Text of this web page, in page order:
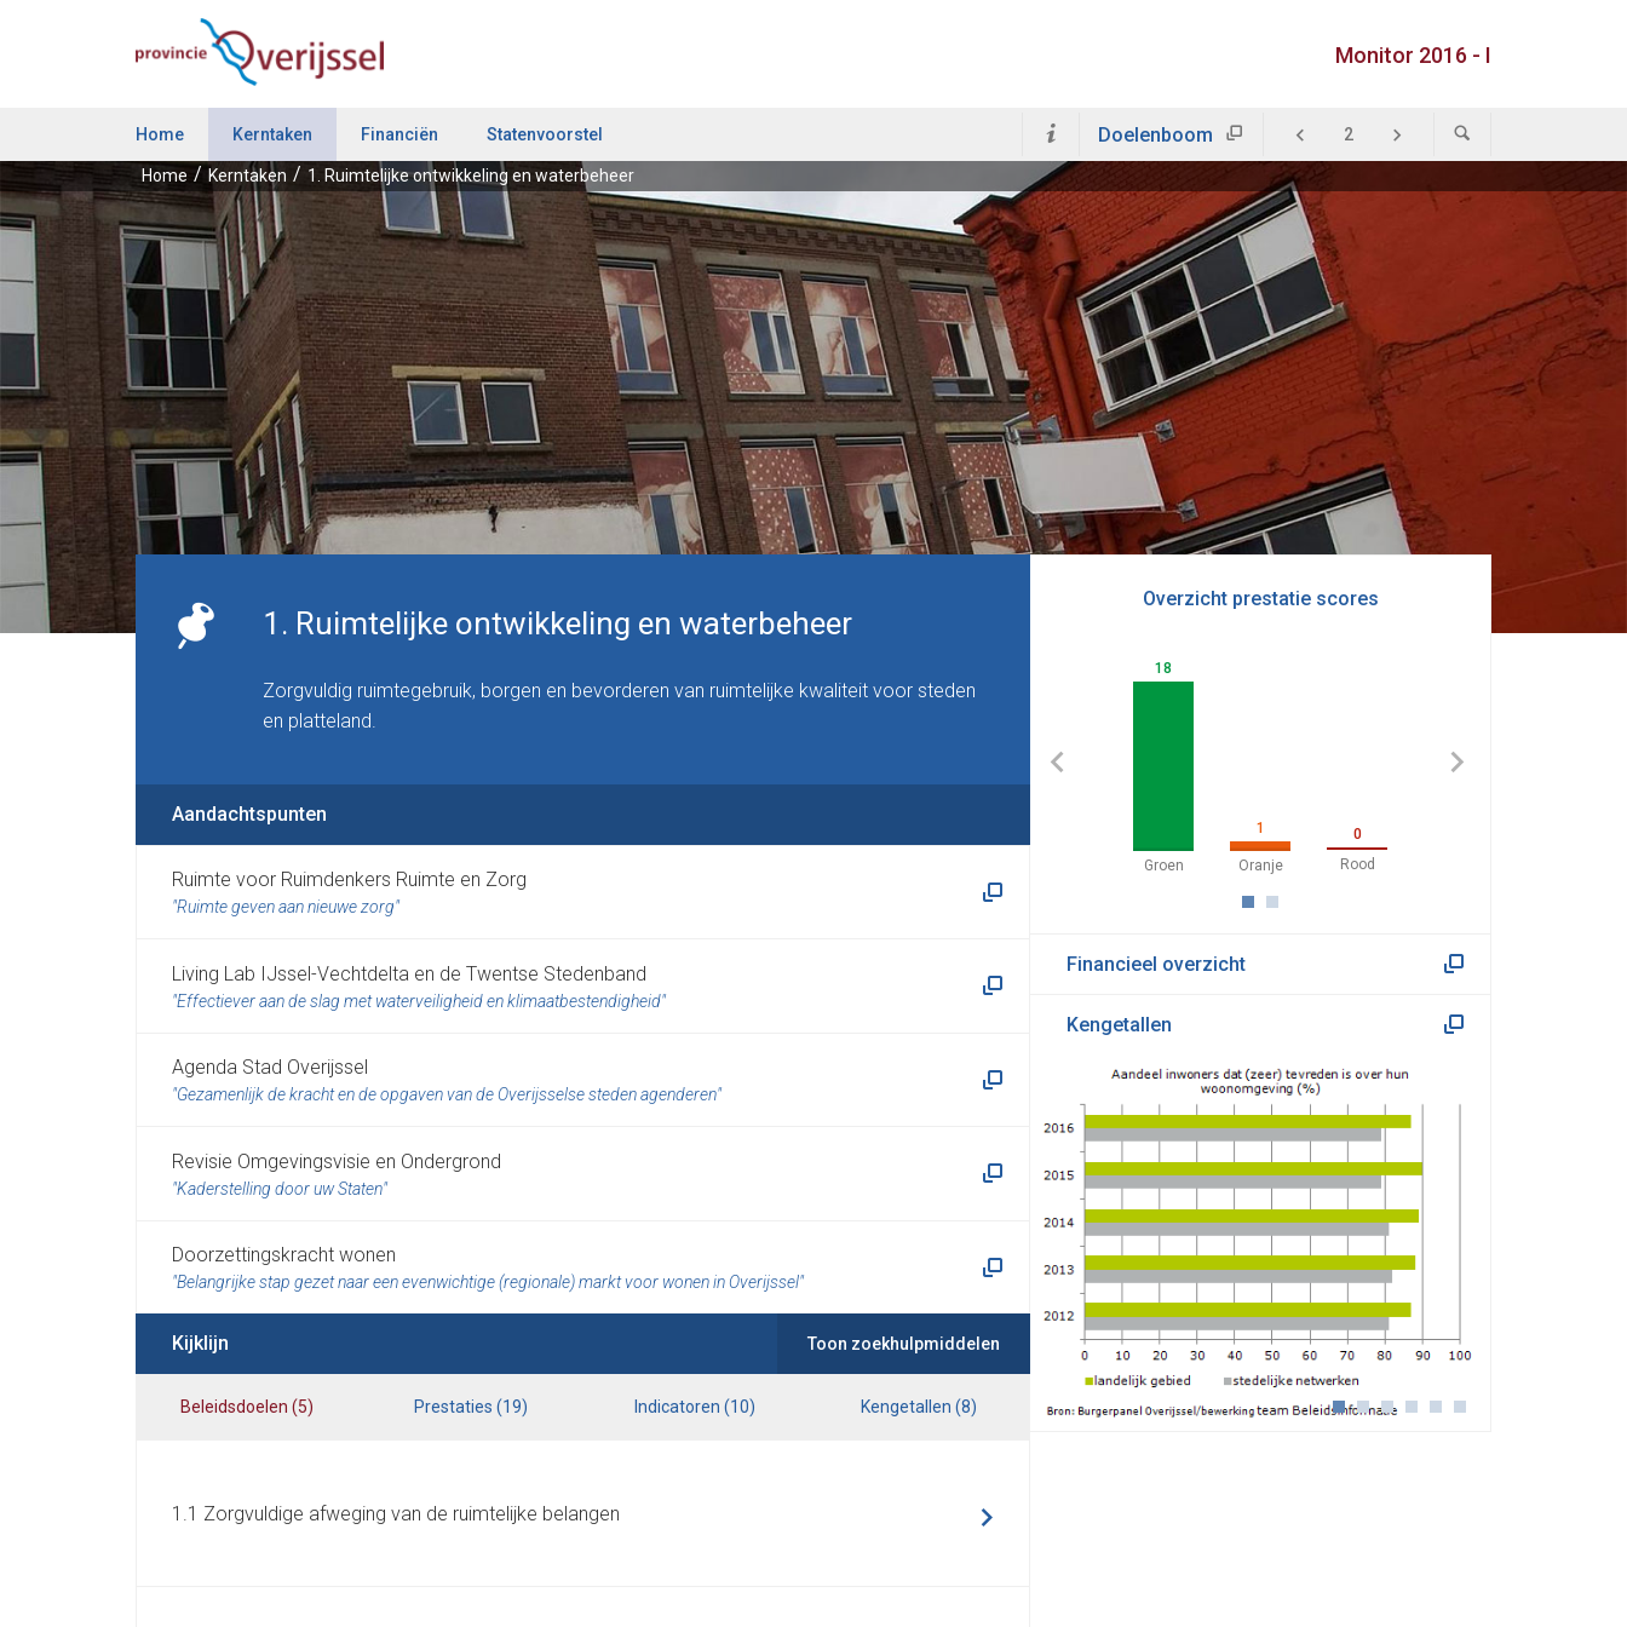
Monitor 2016 - I
Home Kerntaken Financiën Statenvoorstel Doelenboom
Home Kerntaken 1. Ruimtelijke ontwikkeling en waterbeheer
1. Ruimtelijke ontwikkeling en waterbeheer
Zorgvuldig ruimtegebruik, borgen en bevorderen van ruimtelijke kwaliteit voor steden
en platteland.
Aandachtspunten
Ruimte voor Ruimdenkers Ruimte en Zorg
Ruimte geven aan nieuwe zorg
Living Lab IJssel-Vechtdelta en de Twentse Stedenband
Effectiever aan de slag met waterveiligheid en klimaatbestendigheid
Agenda Stad Overijssel
Gezamenlijk de kracht en de opgaven van de Overijsselse steden agenderen
Revisie Omgevingsvisie en Ondergrond
Kaderstelling door uw Staten
Doorzettingskracht wonen
Belangrijke stap gezet naar een evenwichtige (regionale) markt voor wonen in Overijssel
Kijklijn Toon zoekhulpmiddelen
Beleidsdoelen (5) Prestaties (19) Indicatoren (10) Kengetallen (8)
1.1 Zorgvuldige afweging van de ruimtelijke belangen
Overzicht prestatie scores
18
1 0
Financieel overzicht
Kengetallen